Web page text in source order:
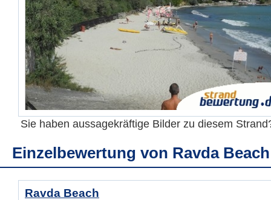
Sie haben aussagekräftige Bilder zu diesem
Einzelbewertung von Ravda Beach
Ravda Beach